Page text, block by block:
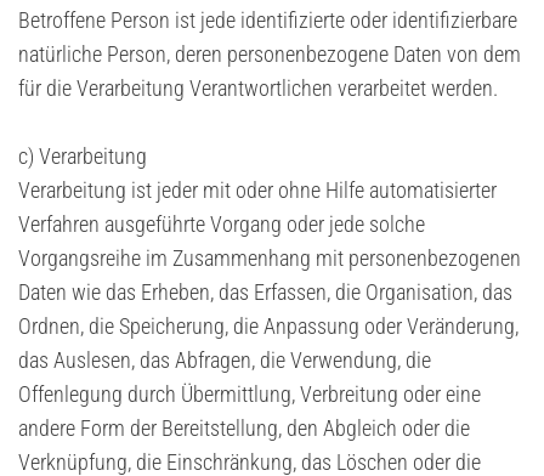
Betroffene Person ist jede identifizierte oder identifizierbare
natürliche Person, deren personenbezogene Daten von dem
für die Verarbeitung Verantwortlichen verarbeitet werden.
c) Verarbeitung
Verarbeitung ist jeder mit oder ohne Hilfe automatisierter
Verfahren ausgeführte Vorgang oder jede solche
Vorgangsreihe im Zusammenhang mit personenbezogenen
Daten wie das Erheben, das Erfassen, die Organisation, das
Ordnen, die Speicherung, die Anpassung oder Veränderung,
das Auslesen, das Abfragen, die Verwendung, die
Offenlegung durch Übermittlung, Verbreitung oder eine
andere Form der Bereitstellung, den Abgleich oder die
Verknüpfung, die Einschränkung, das Löschen oder die